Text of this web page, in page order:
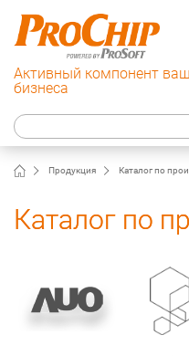
Активный компонент
бизнеса
Продукция Каталог по
Каталог по